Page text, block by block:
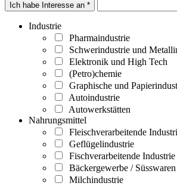
Ich habe Interesse an *
Industrie
Pharmaindustrie
Schwerindustrie und
Elektronik und High Tech
(Petro)chemie
Graphische und
Autoindustrie
Autowerkstätten
Nahrungsmittel
Fleischverarbeitende
Geflügelindustrie
Fischverarbeitende Industrie
Bäckergewerbe / Süsswaren
Milchindustrie